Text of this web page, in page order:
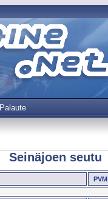
Palaute
Seinäjoen seutu
PVM